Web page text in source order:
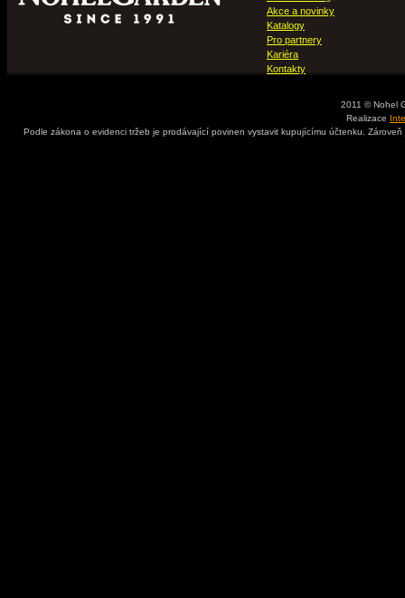
Akce a novinky
Katalogy
Pro partnery
Kariéra
Kontakty
2011 © Nohel
Realizace
Podle zákona o evidenci tržeb je prodávající povinen vystavit kupujícímu účtenku.